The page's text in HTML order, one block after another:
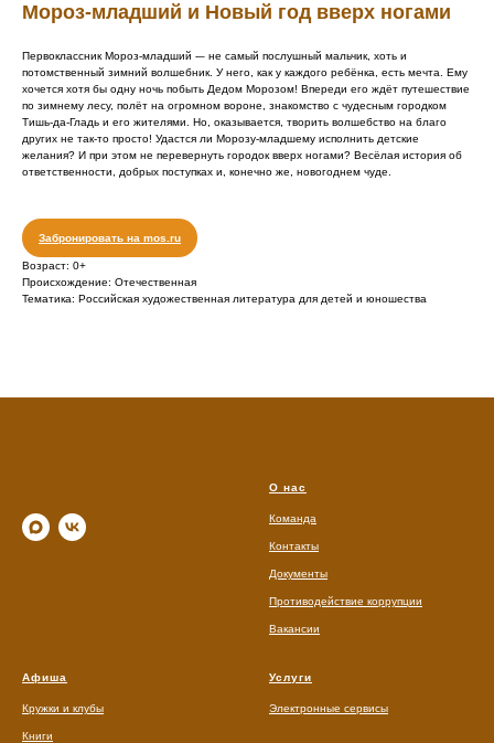
Мороз-младший и Новый год вверх ногами
Первоклассник Мороз-младший -– не самый послушный мальчик, хоть и
потомственный зимний волшебник. У него, как у каждого ребёнка, есть мечта. Ему
хочется хотя бы одну ночь побыть Дедом Морозом! Впереди его ждёт путешествие
по зимнему лесу, полёт на огромном вороне, знакомство с чудесным городком
Тишь-да-Гладь и его жителями. Но, оказывается, творить волшебство на благо
других не так-то просто! Удастся ли Морозу-младшему исполнить детские
желания? И при этом не перевернуть городок вверх ногами? Весёлая история об
ответственности, добрых поступках и, конечно же, новогоднем чуде.
Забронировать на mos.ru
Возраст: 0+
Происхождение: Отечественная
Тематика: Российская художественная литература для детей и юношества
О нас
Команда
Контакты
Документы
Противодействие коррупции
Вакансии
Афиша
Кружки и клубы
Книги
Услуги
Электронные сервисы